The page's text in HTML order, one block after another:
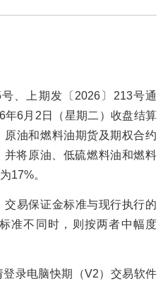
上期发〔2026〕213号通
年6月2日（星期二）收盘结算
油和燃料油期货及期权合约
将原油、低硫燃料油和燃料
17%。
易保证金标准与现行执行的
准不同时，则按两者中幅度
录电脑快期（V2）交易软件